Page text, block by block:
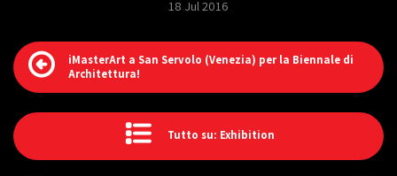
18 Jul 2016
iMasterArt a San Servolo (Venezia) per la Biennale di
Architettura!
Tutto su: Exhibition